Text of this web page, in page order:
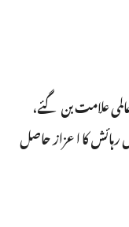
علامت بن گئے،
رہائش کا اعزاز حاصل